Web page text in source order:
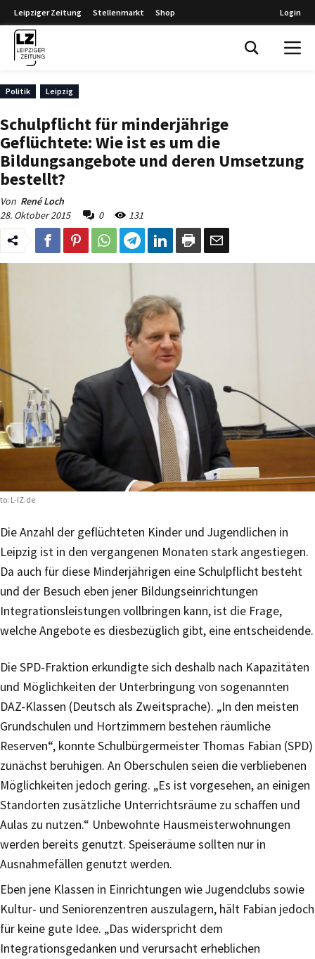
Leipziger Zeitung Stellenmarkt Shop Login
Politik Leipzig
Schulpflicht für minderjährige
Geflüchtete: Wie ist es um die
Bildungsangebote und deren Umsetzung
bestellt?
Von René Loch
28. Oktober 2015
0 131
L-IZ.de
Die Anzahl der geflüchteten Kinder und Jugendlichen in
Leipzig ist in den vergangenen Monaten stark angestiegen.
Da auch für diese Minderjährigen eine Schulpflicht besteht
und der Besuch eben jener Bildungseinrichtungen
Integrationsleistungen vollbringen kann, ist die Frage,
welche Angebote es diesbezüglich gibt, eine entscheidende.
Die SPD-Fraktion erkundigte sich deshalb nach Kapazitäten
und Möglichkeiten der Unterbringung von sogenannten
DAZ-Klassen (Deutsch als Zweitsprache). „In den meisten
Grundschulen und Hortzimmern bestehen räumliche
Reserven“, konnte Schulbürgermeister Thomas Fabian (SPD)
zunächst beruhigen. An Oberschulen seien die verbliebenen
Möglichkeiten jedoch gering. „Es ist vorgesehen, an einigen
Standorten zusätzliche Unterrichtsräume zu schaffen und
Aulas zu nutzen.“ Unbewohnte Hausmeisterwohnungen
werden bereits genutzt. Speiseräume sollten nur in
Ausnahmefällen genutzt werden.
Eben jene Klassen in Einrichtungen wie Jugendclubs sowie
Kultur- und Seniorenzentren auszulagern, hält Fabian jedoch
für keine gute Idee. „Das widerspricht dem
Integrationsgedanken und verursacht erheblichen